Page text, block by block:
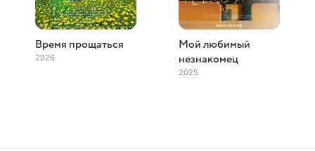
Время прощаться
2026
Мой любимый
незнакомец
2025